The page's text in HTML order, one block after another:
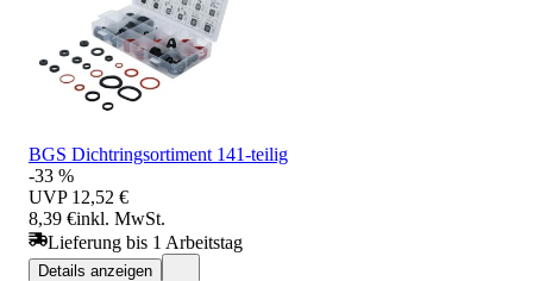
BGS Dichtringsortiment 141-teilig
-33 %
UVP 12,52 €
8,39 €inkl. MwSt.
Lieferung bis 1 Arbeitstag
Details anzeigen